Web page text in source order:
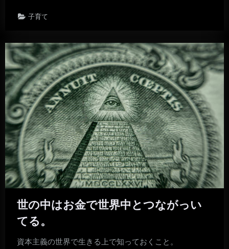
子育て
世の中はお金で世界中とつながっい
てる。
資本主義の世界で生きる上で知っておくこと。